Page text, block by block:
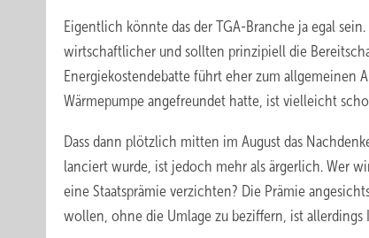
Eigentlich könnte das der TGA-Branche ja egal
wirtschaftlicher und sollten prinzipiell die
Energiekostendebatte führt eher zum allgemeinen
Wärmepumpe angefreundet hatte, ist vielleicht
Dass dann plötzlich mitten im August das
lanciert wurde, ist jedoch mehr als ärgerlich. Wer
eine Staatsprämie verzichten? Die Prämie
wollen, ohne die Umlage zu beziffern, ist allerdings